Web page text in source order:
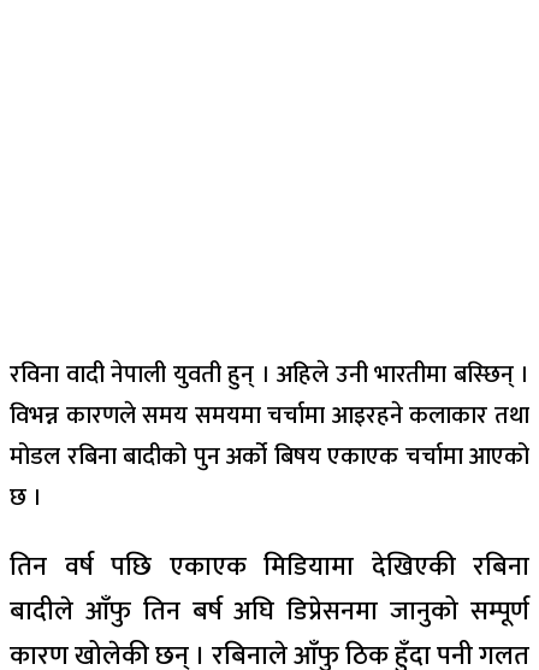
रविना वादी नेपाली युवती हुन् । अहिले उनी भारतीमा बस्छिन् ।
विभन्न कारणले समय समयमा चर्चामा आइरहने कलाकार तथा
मोडल रबिना बादीको पुन अर्को बिषय एकाएक चर्चामा आएको
छ ।
तिन वर्ष पछि एकाएक मिडियामा देखिएकी रबिना
बादीले आँफु तिन बर्ष अघि डिप्रेसनमा जानुको सम्पूर्ण
कारण खोलेकी छन् । रबिनाले आँफु ठिक हुँदा पनी गलत